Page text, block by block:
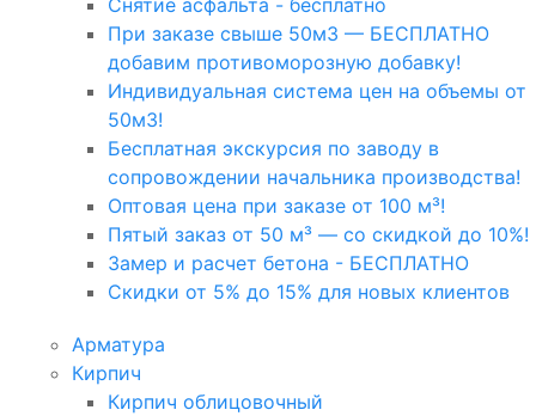
При заказе свыше 50м3 — БЕСПЛАТНО
добавим противоморозную добавку!
Индивидуальная система цен на объемы от
50м3!
Бесплатная экскурсия по заводу в
сопровождении начальника производства!
Оптовая цена при заказе от 100 м³!
Пятый заказ от 50 м³ — со скидкой до 10%!
Замер и расчет бетона - БЕСПЛАТНО
Скидки от 5% до 15% для новых клиентов
Арматура
Кирпич
Кирпич облицовочный